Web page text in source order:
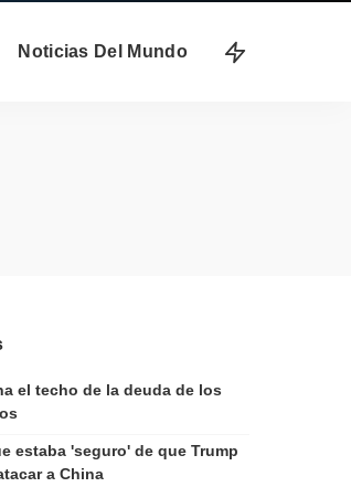
Noticias Del Mundo
el techo de la deuda de los
estaba 'seguro' de que Trump
a China